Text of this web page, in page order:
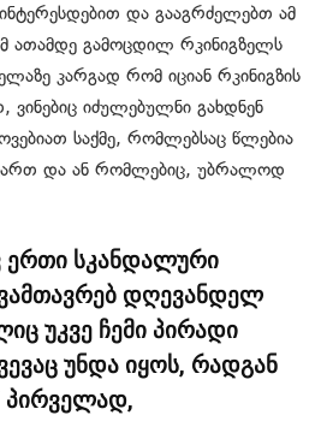
და გააგრძელებთ ამ
ათამდე გამოცდილ რკინიგზელს
კარგად რომ იციან რკინიგზის
ვინებიც იძულებულნი გახდნენ
საქმე, რომლებსაც წლებია
და ან რომლებიც, უბრალოდ
სკანდალური
დღევანდელ
უკვე ჩემი პირადი
უნდა იყოს, რადგან
პირველად,